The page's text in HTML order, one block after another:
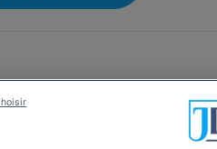
de chez vous. 38 avocats
En cabinet près de
accompagnement pour